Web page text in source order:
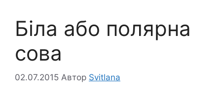
Біла або полярна
сова
02.07.2015 Автор Svitlana